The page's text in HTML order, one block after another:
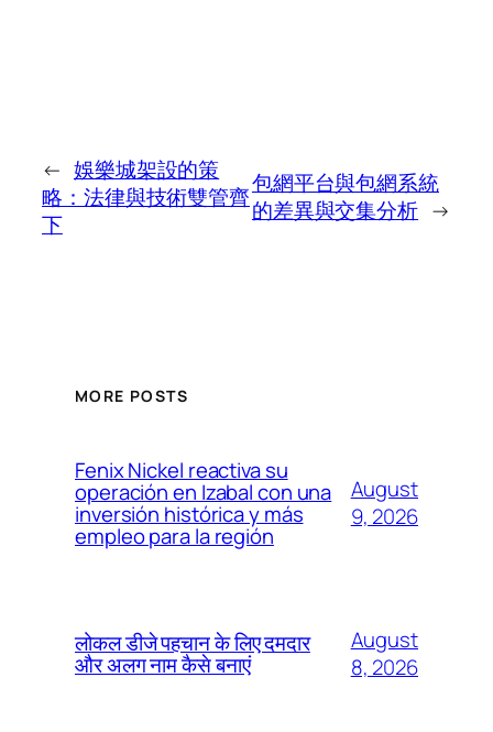
← 娛樂城架設的策
略：法律與技術雙管齊
下
包網平台與包網系統
的差異與交集分析 →
MORE POSTS
Fenix Nickel reactiva su
operación en Izabal con una
inversión histórica y más
empleo para la región
August
9, 2026
लोकल डीजे पहचान के लिए दमदार
और अलग नाम कैसे बनाएं
August
8, 2026